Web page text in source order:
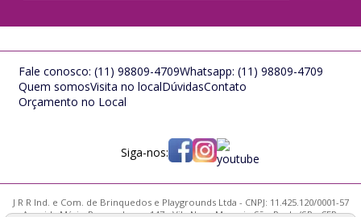
Fale conosco: (11) 98809-4709Whatsapp: (11) 98809-4709
Quem somosVisita no localDúvidasContato
Orçamento no Local
Siga-nos:
J R R Ind. e Com. de Brinquedos e Playgrounds Ltda - CNPJ: 11.425.120/0001-57
Avenida Mário Pernambuco, 147 - Vila Nova Mazzei - São Paulo/SP - CEP: